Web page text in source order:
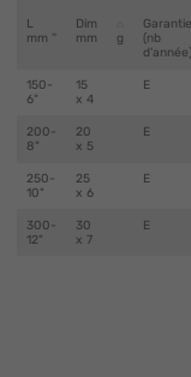
L
mm ''
Dim
mm
g
Garantie
(nb
d'année)
150-
6"
15
x 4
E
200-
8"
20
x 5
E
250-
10"
25
x 6
E
300-
12"
30
x 7
E